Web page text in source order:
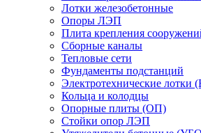
Лотки железобетонные
Опоры ЛЭП
Плита крепления
Сборные каналы
Тепловые сети
Фундаменты подстанций
Электротехнические лотки
Кольца и колодцы
Опорные плиты (ОП)
Стойки опор ЛЭП